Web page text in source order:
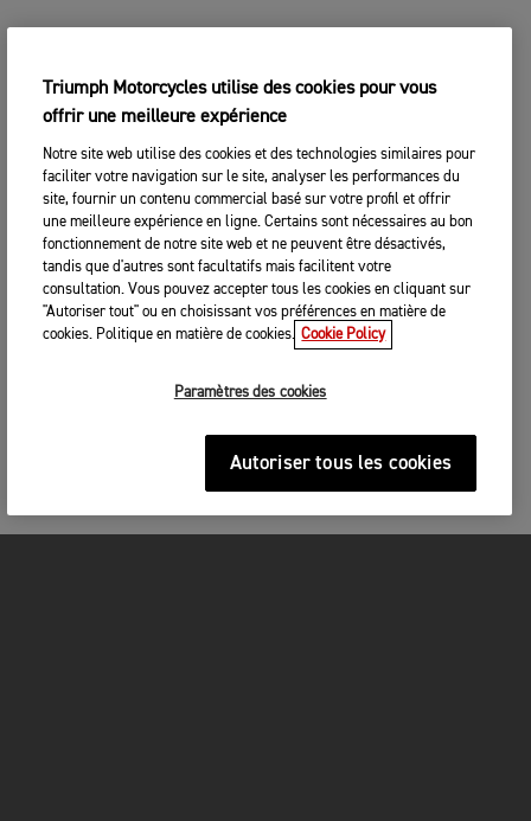
Triumph Motorcycles utilise des cookies pour vous
offrir une meilleure expérience
Notre site web utilise des cookies et des technologies similaires pour
faciliter votre navigation sur le site, analyser les performances du
site, fournir un contenu commercial basé sur votre profil et offrir
une meilleure expérience en ligne. Certains sont nécessaires au bon
fonctionnement de notre site web et ne peuvent être désactivés,
tandis que d'autres sont facultatifs mais facilitent votre
consultation. Vous pouvez accepter tous les cookies en cliquant sur
"Autoriser tout" ou en choisissant vos préférences en matière de
cookies. Politique en matière de cookies. Cookie Policy
Paramètres des cookies
Autoriser tous les cookies